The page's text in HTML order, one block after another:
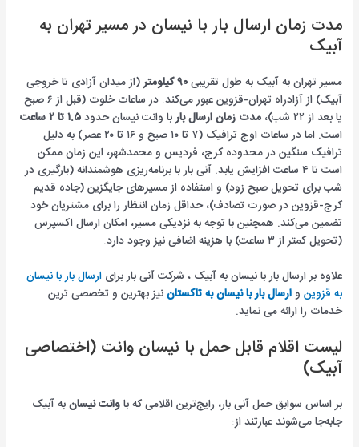
مدت زمان ارسال بار با نیسان در مسیر تهران به
آبیک
مسیر تهران به آبیک به طول تقریبی۹۰ کیلومتر
(از میدان آزادی تا خروجی
آبیک) از آزادراه تهران-قزوین عبور می‌کند. در ساعات خلوت (قبل از ۶ صبح
یا بعد از ۲۲ شب)،
مدت زمان ارسال باربا وانت نیسان حدود۱.۵ تا ۲ ساعت
است. اما در ساعات اوج ترافیک (۷ تا ۱۰ صبح و ۱۶ تا ۲۰ عصر) به دلیل
ترافیک سنگین در محدوده کرج، فردیس و محمدشهر، این زمان ممکن
است تا ۴ ساعت افزایش یابد. آنی بار با برنامه‌ریزی هوشمندانه (بارگیری در
شب برای تحویل صبح زود) و استفاده از مسیرهای جایگزین (جاده قدیم
کرج-قزوین در صورت تصادف)، حداقل زمان انتظار را برای مشتریان خود
تضمین می‌کند. همچنین با توجه به نزدیکی مسیر، امکان ارسال اکسپرس
(تحویل کمتر از ۳ ساعت) با هزینه اضافی نیز وجود دارد.
علاوه بر ارسال بار با نیسان به آبیک ، شرکت آنی بار برایارسال بار با نیسان
به قزوین وارسال بار با نیسان به تاکستاننیز بهترین و تخصصی ترین
خدمات را ارائه می نماید.
لیست اقلام قابل حمل با نیسان وانت (اختصاصی
آبیک)
بر اساس سوابق حمل آنی بار، رایج‌ترین اقلامی که باوانت نیسانبه آبیک
جابه‌جا می‌شوند عبارتند از: